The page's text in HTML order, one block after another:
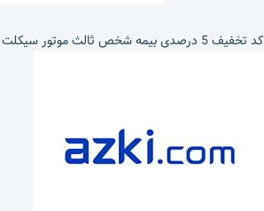
کد تخفیف 5 درصدی بیمه شخص ثالث موتور سیکلت ازکی